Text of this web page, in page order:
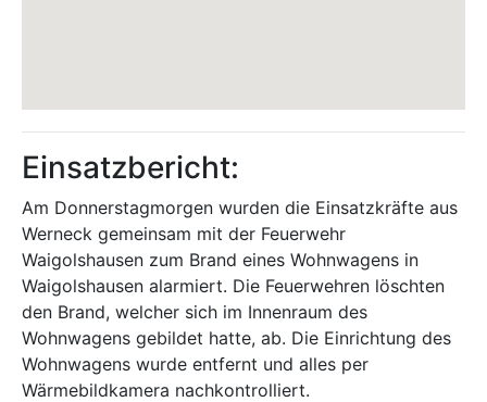
Einsatzbericht:
Am Donnerstagmorgen wurden die Einsatzkräfte aus
Werneck gemeinsam mit der Feuerwehr
Waigolshausen zum Brand eines Wohnwagens in
Waigolshausen alarmiert. Die Feuerwehren löschten
den Brand, welcher sich im Innenraum des
Wohnwagens gebildet hatte, ab. Die Einrichtung des
Wohnwagens wurde entfernt und alles per
Wärmebildkamera nachkontrolliert.